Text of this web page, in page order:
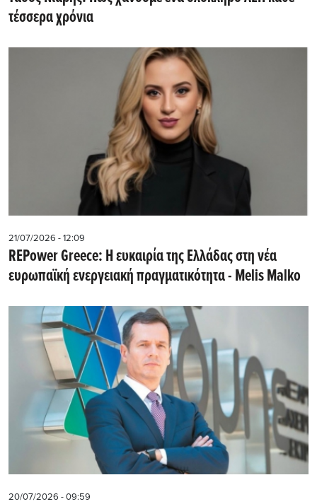
τέσσερα χρόνια
21/07/2026 - 12:09
REPower Greece: Η ευκαιρία της Ελλάδας στη νέα
ευρωπαϊκή ενεργειακή πραγματικότητα - Μelis Malko
20/07/2026 - 09:59